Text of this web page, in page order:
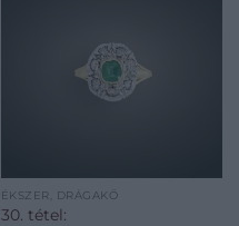
ÉKSZER, DRÁGAKŐ
30. tétel: